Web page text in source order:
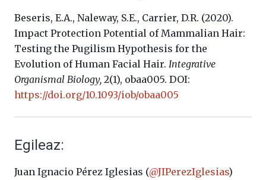
Beseris, E.A., Naleway, S.E., Carrier, D.R. (2020).
Impact Protection Potential of Mammalian Hair:
Testing the Pugilism Hypothesis for the
Evolution of Human Facial Hair. Integrative
Organismal Biology, 2(1), obaa005. DOI:
https://doi.org/10.1093/iob/obaa005
Egileaz:
Juan Ignacio Pérez Iglesias (@JIPerezIglesias)